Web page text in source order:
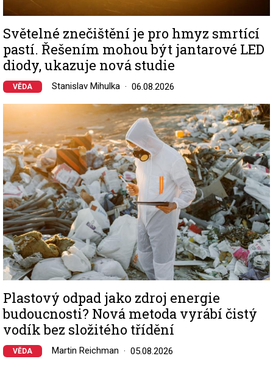
Světelné znečištění je pro hmyz smrtící
pastí. Řešením mohou být jantarové LED
diody, ukazuje nová studie
VĚDA Stanislav Mihulka 06.08.2026
Image
Plastový odpad jako zdroj energie
budoucnosti? Nová metoda vyrábí čistý
vodík bez složitého třídění
VĚDA Martin Reichman 05.08.2026